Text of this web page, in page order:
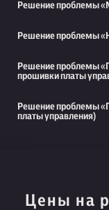
Решение проблемы
Решение проблемы
Решение проблемы
прошивки платы
Решение проблемы
платы управления)
Цены на